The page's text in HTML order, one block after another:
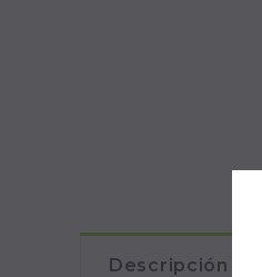
Descripción